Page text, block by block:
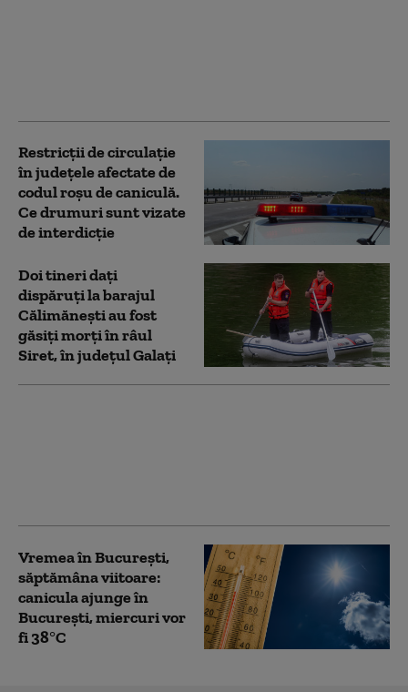
Restricţii de circulaţie
în judeţele afectate de
codul roşu de caniculă.
Ce drumuri sunt vizate
de interdicție
Doi tineri dați
dispăruți la barajul
Călimănești au fost
găsiți morți în râul
Siret, în județul Galați
Vremea în București,
săptămâna viitoare:
canicula ajunge în
București, miercuri vor
fi 38°C